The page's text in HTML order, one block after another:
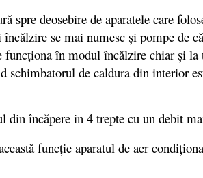
deosebire de aparatele care
se mai numesc şi pompe de
în modul încălzire chiar şi la
de caldura din interior
din încăpere in 4 trepte cu un debit
funcţie aparatul de aer